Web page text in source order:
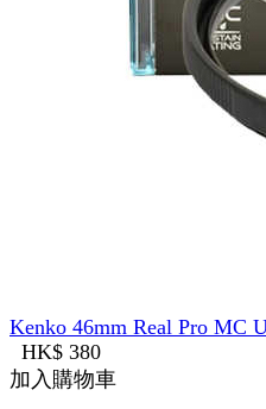
Kenko 46mm Real Pro MC
HK$ 380
加入購物車